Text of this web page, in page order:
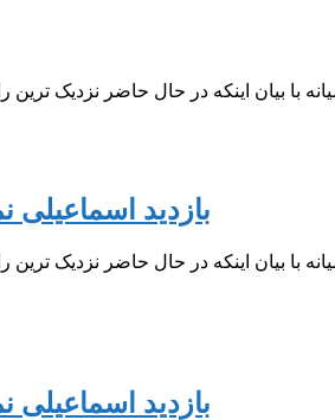
با بیان اینکه در حال حاضر نزدیک
بازدید اسماعیلی
با بیان اینکه در حال حاضر نزدیک
بازدید اسماعیلی